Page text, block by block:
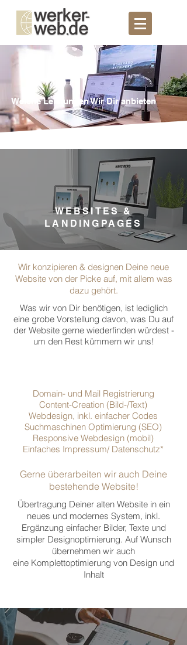
Welche Leistungen Wir Dir anbieten
WEBSITES &
LANDINGPAGES
Wir konzipieren & designen Deine neue
Website von der Picke auf, mit allem was
dazu gehört.
Was wir von Dir benötigen, ist lediglich
eine grobe Vorstellung davon, was Du auf
der Website gerne wiederfinden würdest -
um den Rest kümmern wir uns!
Domain- und Mail Registrierung
Content-Creation (Bild-/Text)
Webdesign, inkl. einfacher Codes
Suchmaschinen Optimierung (SEO)
Responsive Webdesign (mobil)
Einfaches Impressum/ Datenschutz*
Gerne überarbeiten wir auch Deine
bestehende Website!
Übertragung Deiner alten Website in ein
neues und modernes System, inkl.
Ergänzung einfacher Bilder, Texte und
simpler Designoptimierung. Auf Wunsch
übernehmen wir auch
eine Komplettoptimierung von Design und
Inhalt